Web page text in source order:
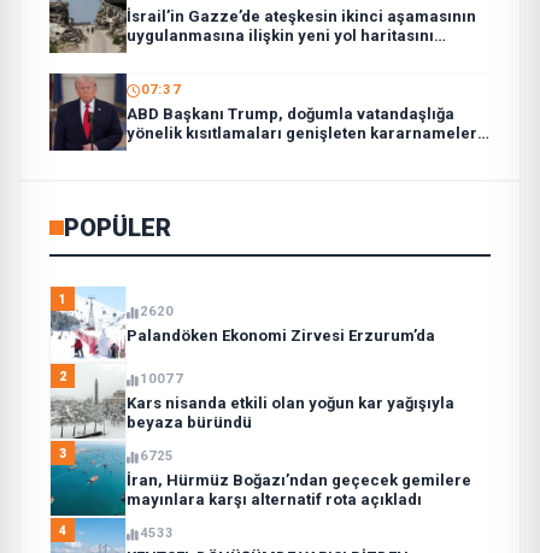
İsrail’in Gazze’de ateşkesin ikinci aşamasının
uygulanmasına ilişkin yeni yol haritasını
07:37
ABD Başkanı Trump, doğumla vatandaşlığa
yönelik kısıtlamaları genişleten kararnameler
POPÜLER
1
2620
Palandöken Ekonomi Zirvesi Erzurum’da
2 10077
Kars nisanda etkili olan yoğun kar yağışıyla
beyaza büründü
3 6725
İran, Hürmüz Boğazı’ndan geçecek gemilere
mayınlara karşı alternatif rota açıkladı
4 4533